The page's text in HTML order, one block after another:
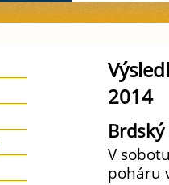
2014
V
poháru